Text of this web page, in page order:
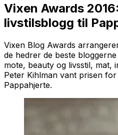
Vixen Awards
livstilsblogg til
Vixen Blog Awards
de hedrer de beste
mote, beauty og livsstil, mat,
Peter Kihlman vant prisen
Pappahjerte.